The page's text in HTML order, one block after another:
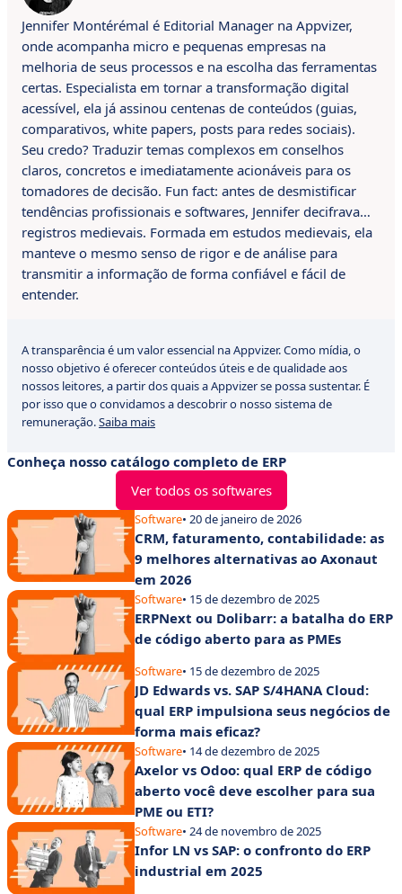
Jennifer Montérémal é Editorial Manager na Appvizer,
onde acompanha micro e pequenas empresas na
melhoria de seus processos e na escolha das ferramentas
certas. Especialista em tornar a transformação digital
acessível, ela já assinou centenas de conteúdos (guias,
comparativos, white papers, posts para redes sociais).
Seu credo? Traduzir temas complexos em conselhos
claros, concretos e imediatamente acionáveis para os
tomadores de decisão. Fun fact: antes de desmistificar
tendências profissionais e softwares, Jennifer decifrava…
registros medievais. Formada em estudos medievais, ela
manteve o mesmo senso de rigor e de análise para
transmitir a informação de forma confiável e fácil de
entender.
A transparência é um valor essencial na Appvizer. Como mídia, o
nosso objetivo é oferecer conteúdos úteis e de qualidade aos
nossos leitores, a partir dos quais a Appvizer se possa sustentar. É
por isso que o convidamos a descobrir o nosso sistema de
remuneração.Saiba mais
Conheça nosso catálogo completo de ERP
Ver todos os softwares
Software• 20 de janeiro de 2026
CRM, faturamento, contabilidade: as
9 melhores alternativas ao Axonaut
em 2026
Software• 15 de dezembro de 2025
ERPNext ou Dolibarr: a batalha do ERP
de código aberto para as PMEs
Software• 15 de dezembro de 2025
JD Edwards vs. SAP S/4HANA Cloud:
qual ERP impulsiona seus negócios de
forma mais eficaz?
Software• 14 de dezembro de 2025
Axelor vs Odoo: qual ERP de código
aberto você deve escolher para sua
PME ou ETI?
Software• 24 de novembro de 2025
Infor LN vs SAP: o confronto do ERP
industrial em 2025